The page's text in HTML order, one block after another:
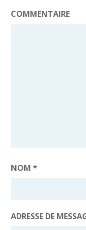
COMMENTAIRE
NOM*
ADRESSE DE